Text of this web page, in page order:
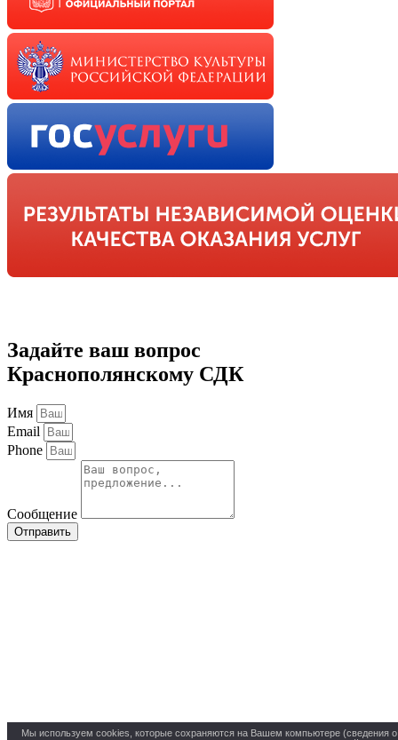
Мы используем cookies, которые сохраняются на Вашем компьютере (сведения о
Задайте ваш вопрос
Краснополянскому СДК
Имя
Email
Phone
Сообщение
Отправить